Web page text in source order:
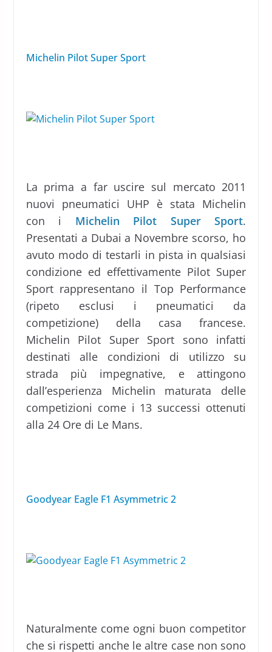
Michelin Pilot Super Sport
La prima a far uscire sul mercato 2011
nuovi pneumatici UHP è stata Michelin
con i Michelin Pilot Super Sport.
Presentati a Dubai a Novembre scorso, ho
avuto modo di testarli in pista in qualsiasi
condizione ed effettivamente Pilot Super
Sport rappresentano il Top Performance
(ripeto esclusi i pneumatici da
competizione) della casa francese.
Michelin Pilot Super Sport sono infatti
destinati alle condizioni di utilizzo su
strada più impegnative, e attingono
dall’esperienza Michelin maturata delle
competizioni come i 13 successi ottenuti
alla 24 Ore di Le Mans.
Goodyear Eagle F1 Asymmetric 2
Naturalmente come ogni buon competitor
che si rispetti anche le altre case non sono